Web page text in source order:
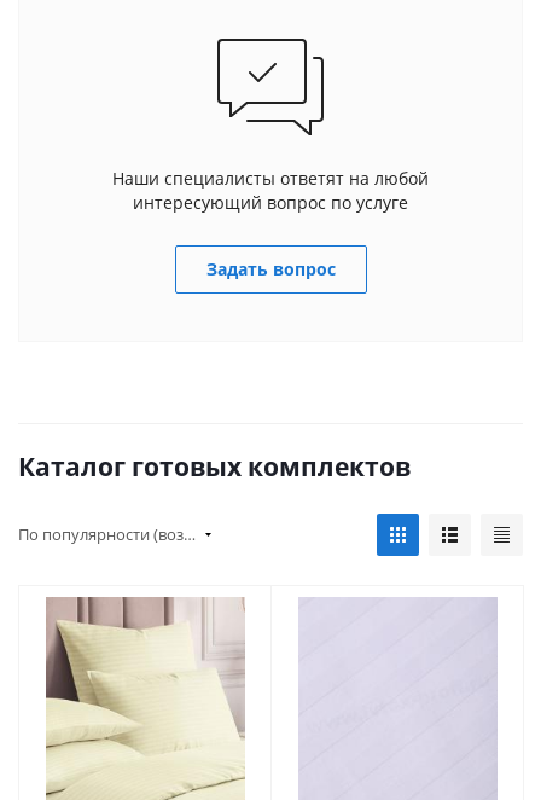
Наши специалисты ответят на любой
интересующий вопрос по услуге
Задать вопрос
Каталог готовых комплектов
По популярности (возрастание)